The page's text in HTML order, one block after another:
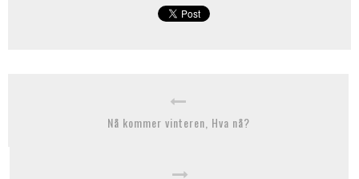
Nå kommer vinteren, Hva nå?